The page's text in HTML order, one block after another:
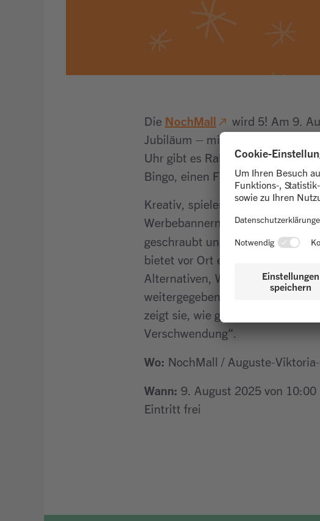
Die NochMall
wird 5! Am 9.
Jubiläum – mit einem bunten
Uhr gibt es Rabatte auf das
Bingo, einen Fotospiegel und
Kreativ, spielerisch und
Werbebannern, Büchern oder
geschraubt und gewerkelt, dazu
bietet vor Ort eine
Alternativen, Waffeln und Eis.
weitergegeben – und spart
zeigt sie, wie gelebte
Verschwendung“.
Wo: NochMall / Auguste-
Wann: 9. August 2025 von
Eintritt frei